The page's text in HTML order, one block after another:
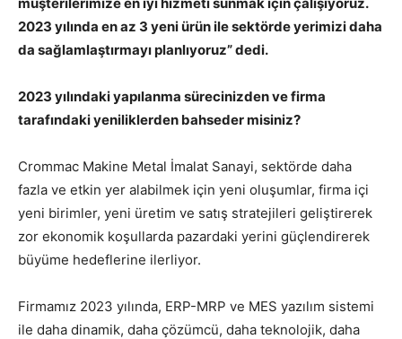
2023 yılında en az 3 yeni ürün ile sektörde yerimizi daha
da sağlamlaştırmayı planlıyoruz” dedi.
2023 yılındaki yapılanma sürecinizden ve firma
tarafındaki yeniliklerden bahseder misiniz?
Crommac Makine Metal İmalat Sanayi, sektörde daha
fazla ve etkin yer alabilmek için yeni oluşumlar, firma içi
yeni birimler, yeni üretim ve satış stratejileri geliştirerek
zor ekonomik koşullarda pazardaki yerini güçlendirerek
büyüme hedeflerine ilerliyor.
Firmamız 2023 yılında, ERP-MRP ve MES yazılım sistemi
ile daha dinamik, daha çözümcü, daha teknolojik, daha